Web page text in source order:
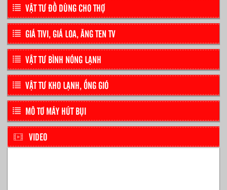
VẬT TƯ ĐỒ DÙNG CHO THỢ
GIÁ TIVI, GIÁ LOA, ĂNG TEN TV
VẬT TƯ BÌNH NÓNG LẠNH
VẬT TƯ KHO LẠNH, ỐNG GIÓ
MÔ TƠ MÁY HÚT BỤI
VIDEO